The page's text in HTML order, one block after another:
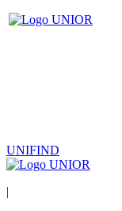
UNIFIND
|